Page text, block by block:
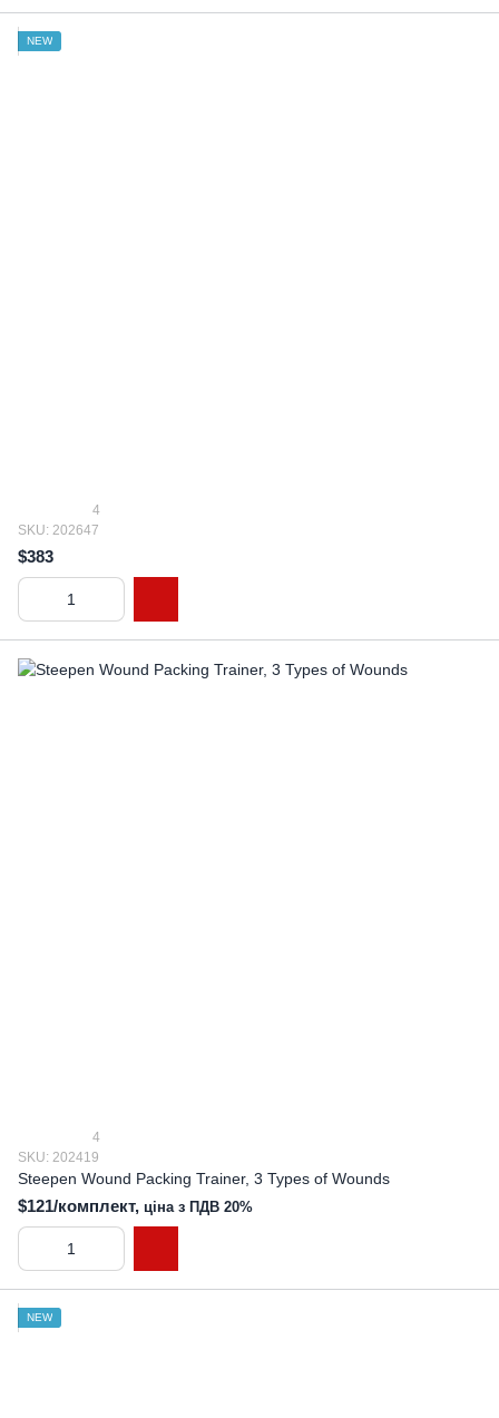
NEW
4
SKU: 202647
$383
4
SKU: 202419
Steepen Wound Packing Trainer, 3 Types of Wounds
$121/комплект, ціна з ПДВ 20%
NEW